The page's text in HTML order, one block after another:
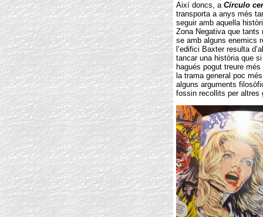
Així doncs, a Círculo
transporta a anys més
seguir amb aquella
Zona Negativa que
se amb alguns enemics
l’edifici Baxter resulta
tancar una història que
hagués pogut treure
la trama general poc
alguns arguments
fossin recollits per altres